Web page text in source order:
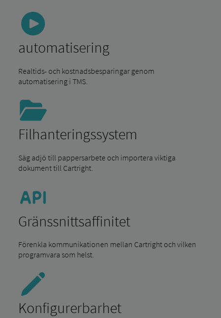
automatisering
Realtids- och kostnadsbesparingar genom
automatisering i TMS.
Filhanteringssystem
Säg adjö till pappersarbete och importera viktiga
dokument till Cartright.
Gränssnittsaffinitet
Förenkla kommunikationen mellan Cartright och vilken
programvara som helst.
Konfigurerbarhet